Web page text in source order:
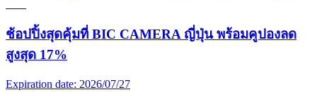
ช้อปปิ้งสุดคุ้มที่ BIC CAMERA ญี่ปุ่น พร้อมคูปองลด
สูงสุด 17%
Expiration date: 2026/07/27